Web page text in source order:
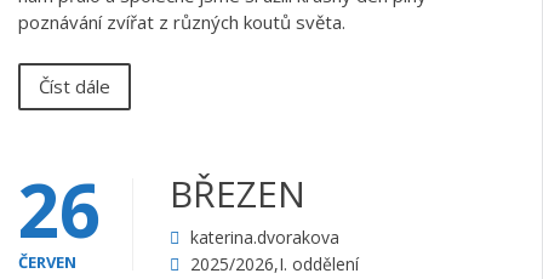
poznávání zvířat z různých koutů světa.
Číst dále
26
ČERVEN
BŘEZEN
katerina.dvorakova
2025/2026,I. oddělení